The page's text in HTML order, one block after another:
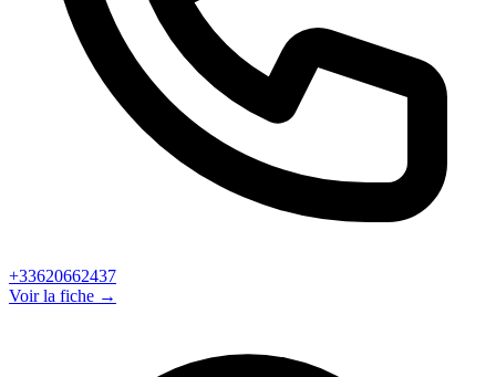
+33620662437
Voir la fiche →